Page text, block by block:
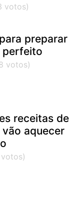
preparar
perfeito
receitas de
aquecer